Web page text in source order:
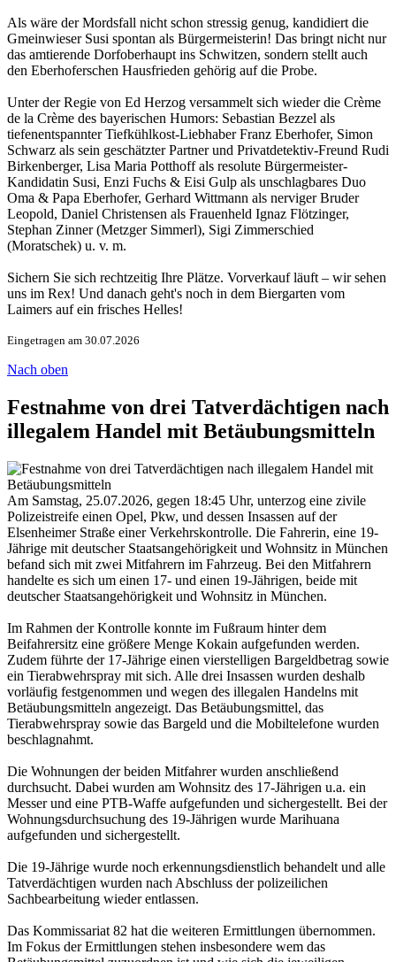
Als wäre der Mordsfall nicht schon stressig genug, kandidiert die
Gmeinwieser Susi spontan als Bürgermeisterin! Das bringt nicht nur
das amtierende Dorfoberhaupt ins Schwitzen, sondern stellt auch
den Eberhoferschen Hausfrieden gehörig auf die Probe.
Unter der Regie von Ed Herzog versammelt sich wieder die Crème
de la Crème des bayerischen Humors: Sebastian Bezzel als
tiefenentspannter Tiefkühlkost-Liebhaber Franz Eberhofer, Simon
Schwarz als sein geschätzter Partner und Privatdetektiv-Freund Rudi
Birkenberger, Lisa Maria Potthoff als resolute Bürgermeister-
Kandidatin Susi, Enzi Fuchs & Eisi Gulp als unschlagbares Duo
Oma & Papa Eberhofer, Gerhard Wittmann als nerviger Bruder
Leopold, Daniel Christensen als Frauenheld Ignaz Flötzinger,
Stephan Zinner (Metzger Simmerl), Sigi Zimmerschied
(Moratschek) u. v. m.
Sichern Sie sich rechtzeitig Ihre Plätze. Vorverkauf läuft – wir sehen
uns im Rex! Und danach geht's noch in dem Biergarten vom
Laimers auf ein frisches Helles!
Eingetragen am 30.07.2026
Nach oben
Festnahme von drei Tatverdächtigen nach
illegalem Handel mit Betäubungsmitteln
Am Samstag, 25.07.2026, gegen 18:45 Uhr, unterzog eine zivile
Polizeistreife einen Opel, Pkw, und dessen Insassen auf der
Elsenheimer Straße einer Verkehrskontrolle. Die Fahrerin, eine 19-
Jährige mit deutscher Staatsangehörigkeit und Wohnsitz in München
befand sich mit zwei Mitfahrern im Fahrzeug. Bei den Mitfahrern
handelte es sich um einen 17- und einen 19-Jährigen, beide mit
deutscher Staatsangehörigkeit und Wohnsitz in München.
Im Rahmen der Kontrolle konnte im Fußraum hinter dem
Beifahrersitz eine größere Menge Kokain aufgefunden werden.
Zudem führte der 17-Jährige einen vierstelligen Bargeldbetrag sowie
ein Tierabwehrspray mit sich. Alle drei Insassen wurden deshalb
vorläufig festgenommen und wegen des illegalen Handelns mit
Betäubungsmitteln angezeigt. Das Betäubungsmittel, das
Tierabwehrspray sowie das Bargeld und die Mobiltelefone wurden
beschlagnahmt.
Die Wohnungen der beiden Mitfahrer wurden anschließend
durchsucht. Dabei wurden am Wohnsitz des 17-Jährigen u.a. ein
Messer und eine PTB-Waffe aufgefunden und sichergestellt. Bei der
Wohnungsdurchsuchung des 19-Jährigen wurde Marihuana
aufgefunden und sichergestellt.
Die 19-Jährige wurde noch erkennungsdienstlich behandelt und alle
Tatverdächtigen wurden nach Abschluss der polizeilichen
Sachbearbeitung wieder entlassen.
Das Kommissariat 82 hat die weiteren Ermittlungen übernommen.
Im Fokus der Ermittlungen stehen insbesondere wem das